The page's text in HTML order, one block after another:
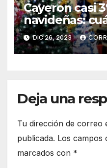
Cayeron casi
navideñas:
más afectado
DIC 26, 2023
Deja una
Tu dirección de correo
publicada. Los campos
marcados con *